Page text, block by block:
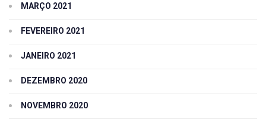
MARÇO 2021
FEVEREIRO 2021
JANEIRO 2021
DEZEMBRO 2020
NOVEMBRO 2020